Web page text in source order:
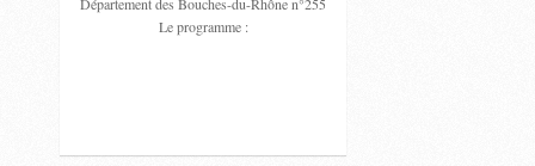
Le programme :